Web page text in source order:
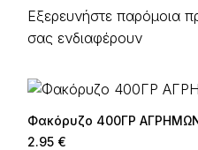
Εξερευνήστε παρόμοια
σας ενδιαφέρουν
Φακόρυζο 400ΓΡ
2.95 €